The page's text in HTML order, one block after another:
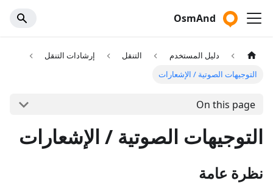
OsmAnd
دليل المستخدم التنقل
إرشادات التنقل
التوجيهات الصوتية / الإشعارات
On this page
التوجيهات الصوتية / الإشعارات
نظرة عامة